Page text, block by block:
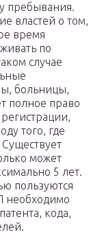
пребывания.
властей о том,
время
по
случае
больницы,
полное право
того, где
может
5 лет.
пользуются
необходимо
кода,